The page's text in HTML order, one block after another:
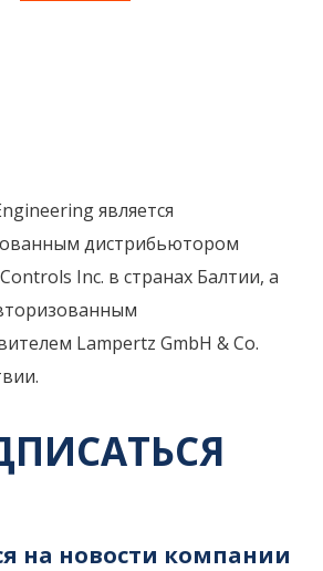
является
дистрибьютором
Inc. в странах Балтии, а
Lampertz GmbH & Co.
на новости компании